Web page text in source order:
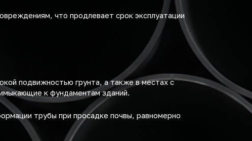
что продлевает срок эксплуатации
подвижностью грунта, а также в местах с
к фундаментам зданий.
трубы при просадке почвы, равномерно